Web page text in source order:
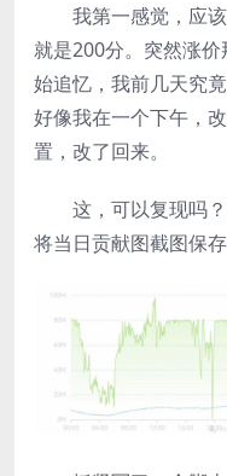
我第一感觉，应
就是200分。突然涨
始追忆，我前几天究
好像我在一个下午，
置，改了回来。
这，可以复现吗
将当日贡献图截图保